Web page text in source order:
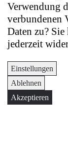
Verwendung
verbundenen
Daten zu?
jederzeit
Einstellungen
Ablehnen
Akzeptieren